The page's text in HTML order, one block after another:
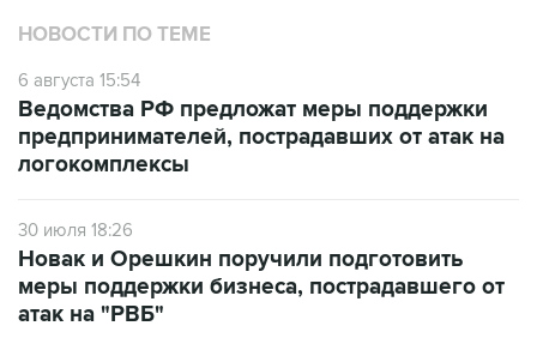
НОВОСТИ ПО ТЕМЕ
6 августа 15:54
Ведомства РФ предложат меры поддержки
предпринимателей, пострадавших от атак на
логокомплексы
30 июля 18:26
Новак и Орешкин поручили подготовить
меры поддержки бизнеса, пострадавшего от
атак на "РВБ"